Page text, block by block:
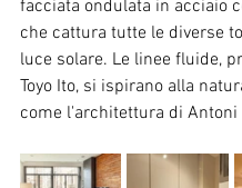
facciata ondulata in acciaio
che cattura tutte le diverse
luce solare. Le linee fluide,
Toyo Ito, si ispirano alla
come l'architettura di Antoni